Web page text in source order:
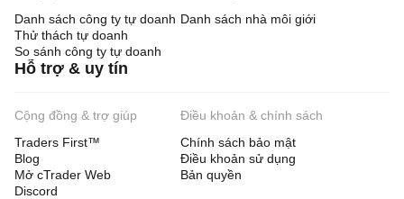
Danh sách công ty tự doanh
Thử thách tự doanh
So sánh công ty tự doanh
Danh sách nhà môi giới
Hỗ trợ & uy tín
Cộng đồng & trợ giúp
Traders First™
Blog
Mở cTrader Web
Discord
Điều khoản & chính sách
Chính sách bảo mật
Điều khoản sử dụng
Bản quyền